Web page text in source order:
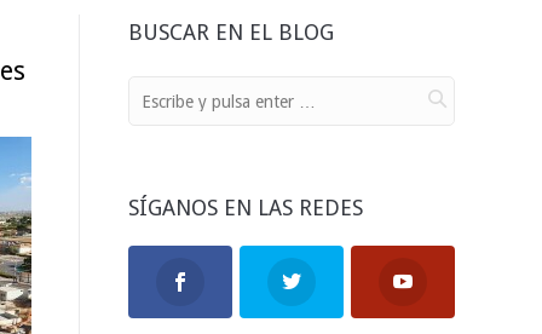
BUSCAR EN EL BLOG
SÍGANOS EN LAS REDES